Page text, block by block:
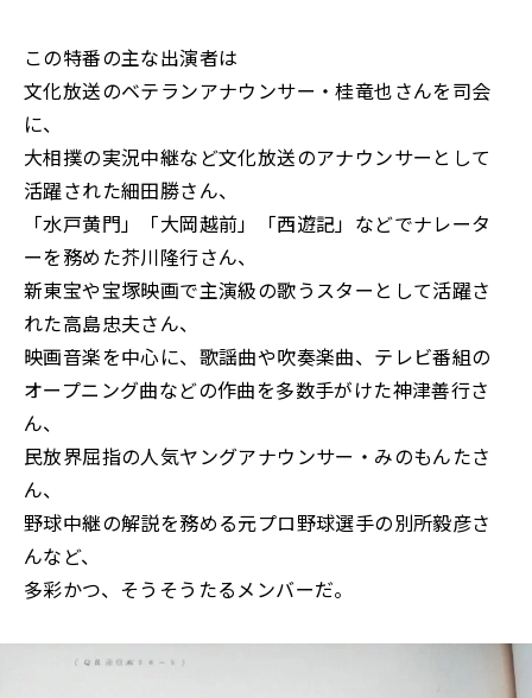
この特番の主な出演者は
文化放送のベテランアナウンサー・桂竜也さんを司会
に、
大相撲の実況中継など文化放送のアナウンサーとして
活躍された細田勝さん、
「水戸黄門」「大岡越前」「西遊記」などでナレータ
ーを務めた芥川隆行さん、
新東宝や宝塚映画で主演級の歌うスターとして活躍さ
れた高島忠夫さん、
映画音楽を中心に、歌謡曲や吹奏楽曲、テレビ番組の
オープニング曲などの作曲を多数手がけた神津善行さ
ん、
民放界屈指の人気ヤングアナウンサー・みのもんたさ
ん、
野球中継の解説を務める元プロ野球選手の別所毅彦さ
んなど、
多彩かつ、そうそうたるメンバーだ。